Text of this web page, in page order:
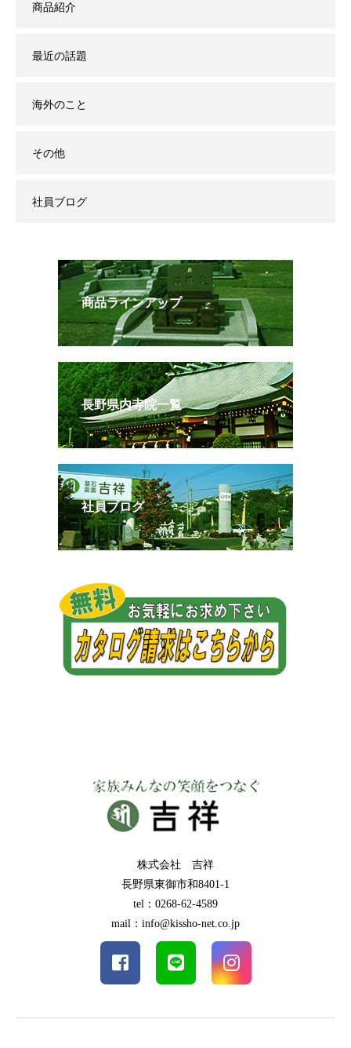
商品紹介
最近の話題
海外のこと
その他
社員ブログ
商品ラインアップ
長野県内寺院一覧
社員ブログ
株式会社 吉祥
長野県東御市和8401-1
tel：0268-62-4589
mail：info@kissho-net.co.jp